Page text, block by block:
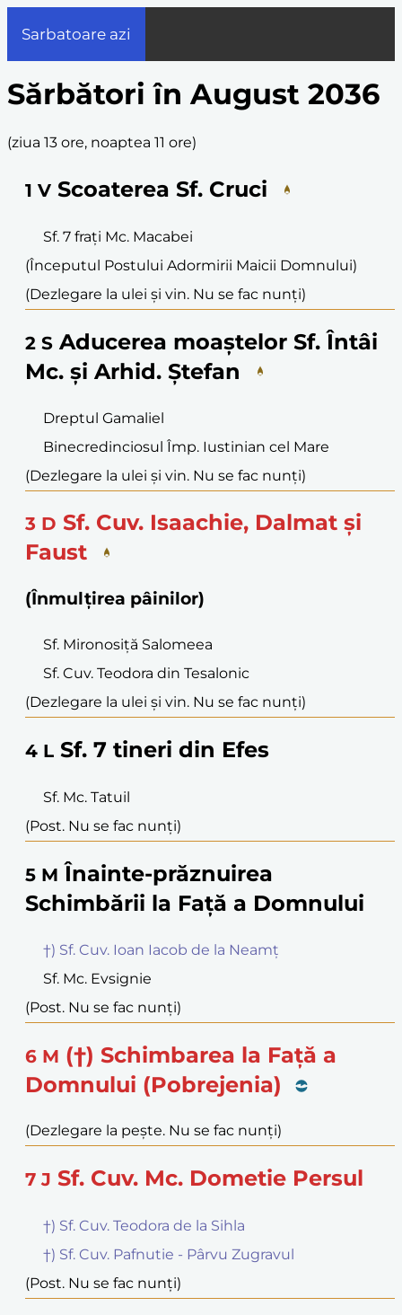
Sarbatoare azi
Sărbători în August 2036
(ziua 13 ore, noaptea 11 ore)
1 V Scoaterea Sf. Cruci
Sf. 7 frați Mc. Macabei
(Începutul Postului Adormirii Maicii Domnului)
(Dezlegare la ulei și vin. Nu se fac nunți)
2 S Aducerea moaștelor Sf. Întâi
Mc. și Arhid. Ștefan
Dreptul Gamaliel
Binecredinciosul Împ. Iustinian cel Mare
(Dezlegare la ulei și vin. Nu se fac nunți)
3 D Sf. Cuv. Isaachie, Dalmat și
Faust
(Înmulțirea pâinilor)
Sf. Mironosiță Salomeea
Sf. Cuv. Teodora din Tesalonic
(Dezlegare la ulei și vin. Nu se fac nunți)
4 L Sf. 7 tineri din Efes
Sf. Mc. Tatuil
(Post. Nu se fac nunți)
5 M Înainte-prăznuirea
Schimbării la Față a Domnului
†) Sf. Cuv. Ioan Iacob de la Neamț
Sf. Mc. Evsignie
(Post. Nu se fac nunți)
6 M (†) Schimbarea la Față a
Domnului (Pobrejenia)
(Dezlegare la pește. Nu se fac nunți)
7 J Sf. Cuv. Mc. Dometie Persul
†) Sf. Cuv. Teodora de la Sihla
†) Sf. Cuv. Pafnutie - Pârvu Zugravul
(Post. Nu se fac nunți)